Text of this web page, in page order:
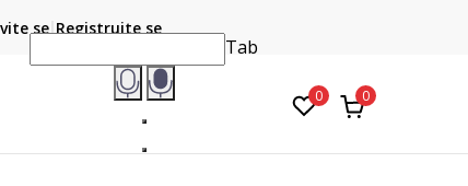
karticom online i preuzmite u prodavnici po vašem
se Registrujte se
Tab
0 0